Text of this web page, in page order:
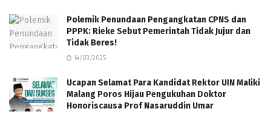
Polemik Penundaan Pengangkatan CPNS dan
PPPK: Rieke Sebut Pemerintah Tidak Jujur dan
Tidak Beres!
14/03/2025
Ucapan Selamat Para Kandidat Rektor UIN Maliki
Malang Poros Hijau Pengukuhan Doktor
Honoriscausa Prof Nasaruddin Umar